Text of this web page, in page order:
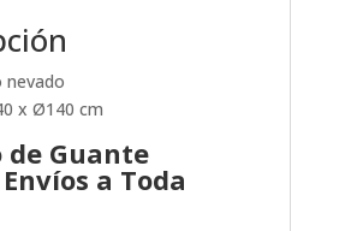
nevado
x Ø140 cm
de Guante
a Toda